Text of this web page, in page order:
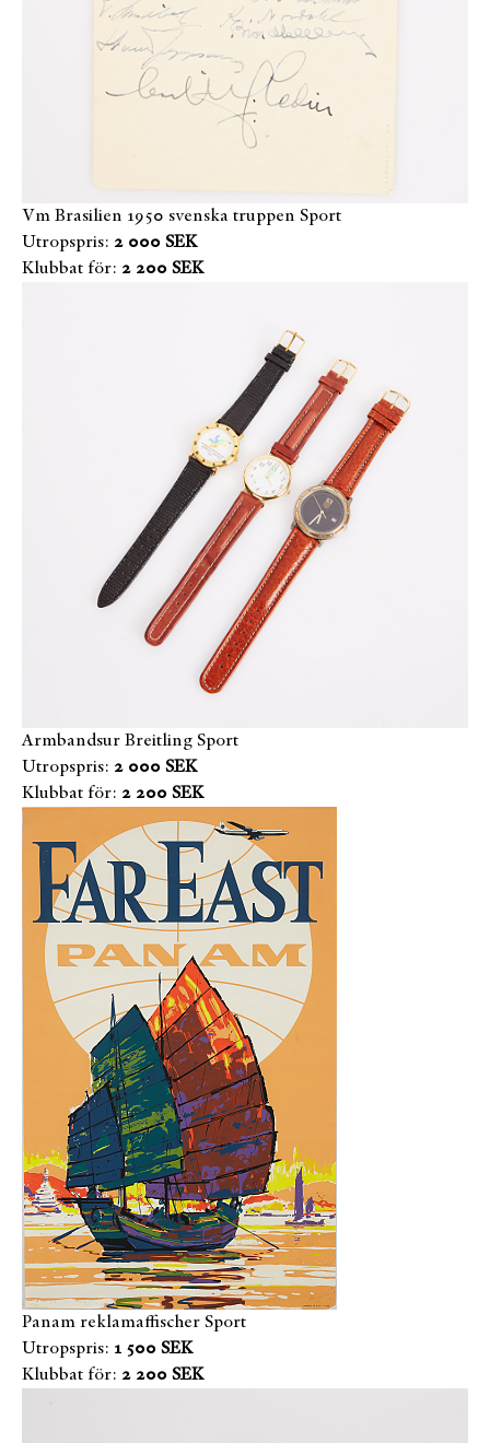
Vm Brasilien 1950 svenska truppen Sport
Utropspris: 2 000 SEK
Klubbat för: 2 200 SEK
Armbandsur Breitling Sport
Utropspris: 2 000 SEK
Klubbat för: 2 200 SEK
Panam reklamaffischer Sport
Utropspris: 1 500 SEK
Klubbat för: 2 200 SEK